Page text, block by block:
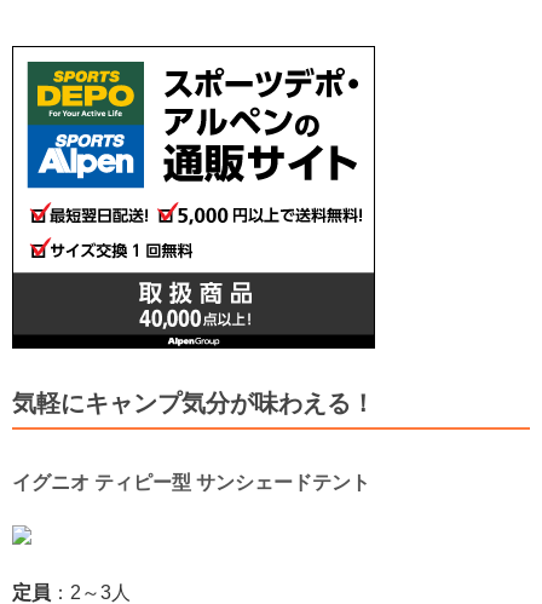
気軽にキャンプ気分が味わえる！
イグニオ ティピー型 サンシェードテント
定員 ：2～3人